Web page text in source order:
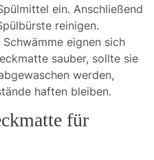
ein. Anschließend
reinigen.
eignen sich
sauber, sollte sie
werden,
haften bleiben.
für